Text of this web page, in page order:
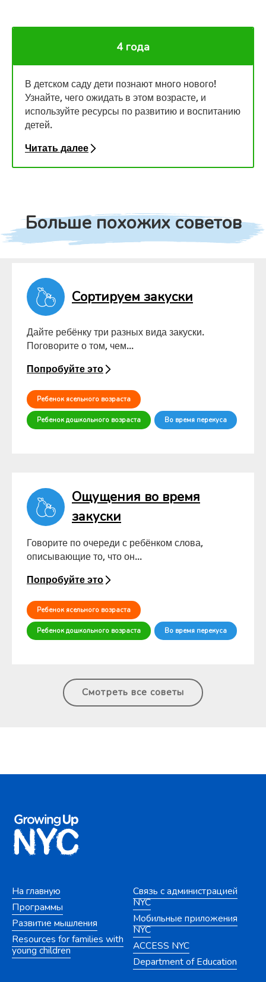
4 года
В детском саду дети познают много нового!
Узнайте, чего ожидать в этом возрасте, и
используйте ресурсы по развитию и воспитанию
детей.
Читать далее
Больше похожих советов
Сортируем закуски
Дайте ребёнку три разных вида закуски.
Поговорите о том, чем...
Попробуйте это
Ребенок ясельного возраста
Ребенок дошкольного возраста Во время перекуса
Ощущения во время
закуски
Говорите по очереди с ребёнком слова,
описывающие то, что он...
Попробуйте это
Ребенок ясельного возраста
Ребенок дошкольного возраста Во время перекуса
Смотреть все советы
На главную
Программы
Развитие мышления
Resources for families with
young children
Связь с администрацией
NYC
Мобильные приложения
NYC
ACCESS NYC
Department of Education